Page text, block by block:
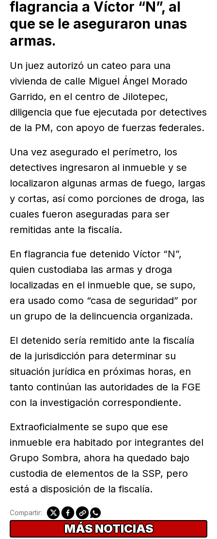
flagrancia a Víctor “N”, al
que se le aseguraron unas
armas.
Un juez autorizó un cateo para una
vivienda de calle Miguel Ángel Morado
Garrido, en el centro de Jilotepec,
diligencia que fue ejecutada por detectives
de la PM, con apoyo de fuerzas federales.
Una vez asegurado el perímetro, los
detectives ingresaron al inmueble y se
localizaron algunas armas de fuego, largas
y cortas, así como porciones de droga, las
cuales fueron aseguradas para ser
remitidas ante la fiscalía.
En flagrancia fue detenido Víctor “N”,
quien custodiaba las armas y droga
localizadas en el inmueble que, se supo,
era usado como “casa de seguridad” por
un grupo de la delincuencia organizada.
El detenido sería remitido ante la fiscalía
de la jurisdicción para determinar su
situación jurídica en próximas horas, en
tanto continúan las autoridades de la FGE
con la investigación correspondiente.
Extraoficialmente se supo que ese
inmueble era habitado por integrantes del
Grupo Sombra, ahora ha quedado bajo
custodia de elementos de la SSP, pero
está a disposición de la fiscalía.
Compartir:
MÁS NOTICIAS